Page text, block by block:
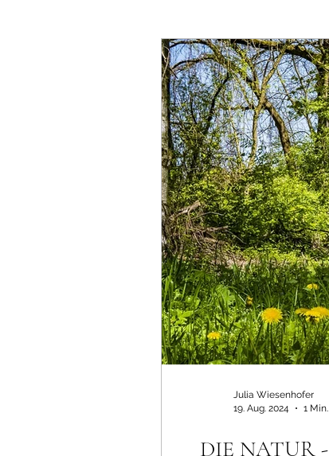
DIE NATUR
Julia Wiesenhofer
19. Aug. 2024
1